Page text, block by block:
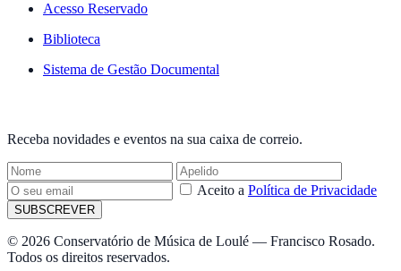
Acesso Reservado
Biblioteca
Sistema de Gestão Documental
Receba novidades e eventos na sua caixa de correio.
Aceito a Política de Privacidade
SUBSCREVER
© 2026 Conservatório de Música de Loulé — Francisco Rosado.
Todos os direitos reservados.